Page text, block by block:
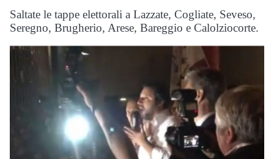
Saltate le tappe elettorali a Lazzate, Cogliate, Seveso,
Seregno, Brugherio, Arese, Bareggio e Calolziocorte.